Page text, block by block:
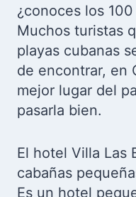
¿conoces los
Muchos turistas
playas cubanas
de encontrar, en
mejor lugar del
pasarla bien.
El hotel Villa Las
cabañas
Es un hotel